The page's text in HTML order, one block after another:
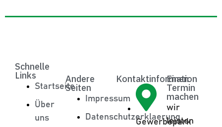
Schnelle
Links
Startseite
Über
uns
Andere
Seiten
Impressum
Datenschutzerklaerung
Kontaktinformation
Gewerbepark
Einen
Termin
machen
wir
leisten